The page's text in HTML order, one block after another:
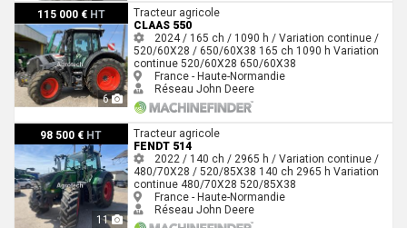
115 000 € HT
6
Claas 550
Tracteur agricole
CLAAS 550
2024 / 165 ch / 1090 h / Variation continue /
520/60X28 / 650/60X38 165 ch 1090 h Variation
continue 520/60X28 650/60X38
France - Haute-Normandie
Réseau John Deere
98 500 € HT
11
Fendt 514
Tracteur agricole
FENDT 514
2022 / 140 ch / 2965 h / Variation continue /
480/70X28 / 520/85X38 140 ch 2965 h Variation
continue 480/70X28 520/85X38
France - Haute-Normandie
Réseau John Deere